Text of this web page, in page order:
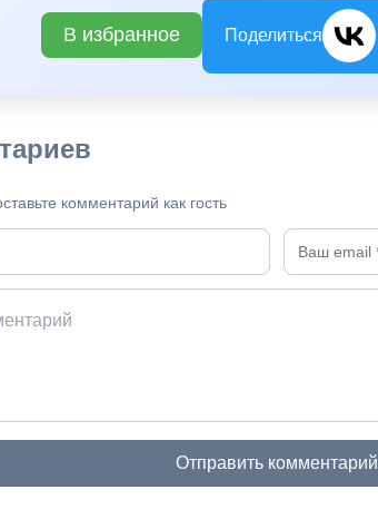
В избранное Поделиться
комментарий как гость
Отправить комментарий